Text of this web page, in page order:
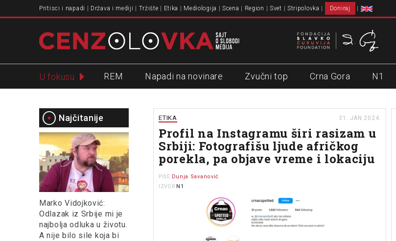
Pritisci i napadi Država i mediji Tržište Etika Mediologija Scena Region Svet Stripolovka Doniraj
U fokusu REM Napadi na novinare Zvučni top Crna Gora N1
Najčitanije
Marko Vidojković:
Odlazak iz Srbije mi je
najbolja odluka u životu.
A nije bilo sile koja bi
ETIKA 31. JAN 2024.
Profil na Instagramu širi rasizam u
Srbiji: Fotografišu ljude afričkog
porekla, pa objave vreme i lokaciju
PIŠE Dunja Savanović
IZVOR N1